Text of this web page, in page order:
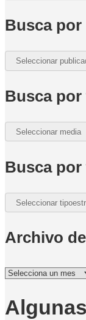
Busca
Busca
Busca
Archivo
Archivo
Películas